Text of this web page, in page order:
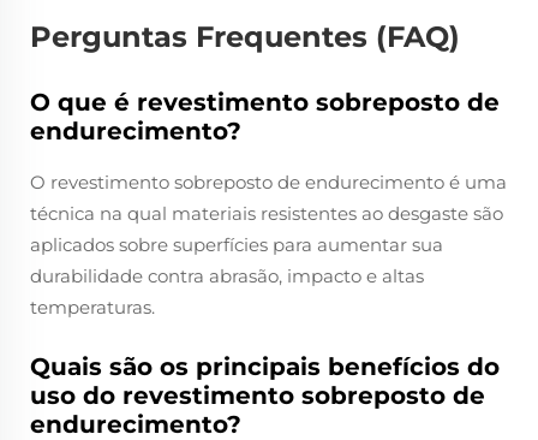
Perguntas Frequentes (FAQ)
O que é revestimento sobreposto de
endurecimento?
O revestimento sobreposto de endurecimento é uma
técnica na qual materiais resistentes ao desgaste são
aplicados sobre superfícies para aumentar sua
durabilidade contra abrasão, impacto e altas
temperaturas.
Quais são os principais benefícios do
uso do revestimento sobreposto de
endurecimento?